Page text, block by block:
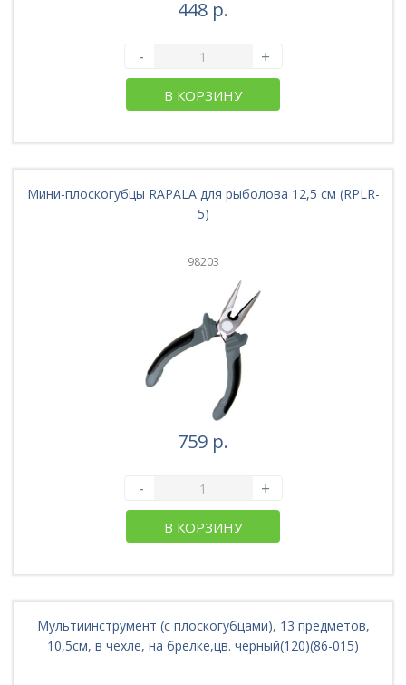
448 р.
- +
В КОРЗИНУ
Мини-плоскогубцы RAPALA для рыболова 12,5 см (RPLR-
5)
98203
759 р.
- +
В КОРЗИНУ
Мультиинструмент (с плоскогубцами), 13 предметов,
10,5см, в чехле, на брелке,цв. черный(120)(86-015)